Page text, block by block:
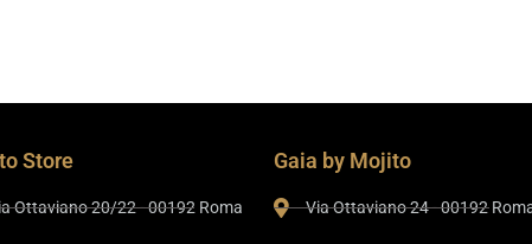
Store
Ottaviano 20/22 - 00192 Roma
Gaia by Mojito
Via Ottaviano 24 - 00192